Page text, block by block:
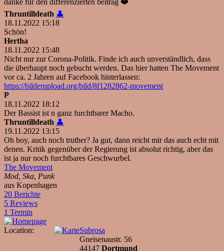
danke für den differenzierten beitrag ❤️
Thruntilldeath 👤
18.11.2022 15:18
Schön!
Hertha
18.11.2022 15:48
Nicht nur zur Corona-Politik. Finde ich auch unverständlich, dass
die überhaupt noch gebucht werden. Das hier hatten The Movement
vor ca. 2 Jahren auf Facebook hinterlassen:
https://bilderupload.org/bild/8f1282862-movement
P
18.11.2022 18:12
Der Bassist ist n ganz furchtbarer Macho.
Thruntilldeath 👤
19.11.2022 13:15
Oh boy, auch noch truther? Ja gut, dann reicht mir das auch echt mit
denen. Kritik gegenüber der Regierung ist absolut richtig, aber das
ist ja nur noch furchtbares Geschwurbel.
The Movement
Mod, Ska, Punk
aus Kopenhagen
20 Berichte
5 Reviews
1 Termin
Location:
Subrosa
Gneisenaustr. 56
44147 Dortmund